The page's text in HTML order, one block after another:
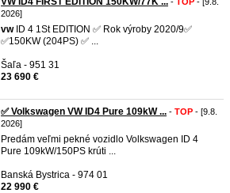
2026]
vwID 4 1St EDITION ✅ Rok výroby 2020/9✅
✅150KW (204PS) ✅ ...
Šaľa - 951 31
23 690 €
✅ Volkswagen VW ID4 Pure 109kW ... - TOP - [9.8.
2026]
Predám veľmi pekné vozidlo Volkswagen ID 4
Pure 109kW/150PS krúti ...
Banská Bystrica - 974 01
22 990 €